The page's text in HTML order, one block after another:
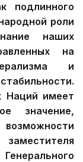
подлинного
роли
наших
на
и
Наций имеет
значение,